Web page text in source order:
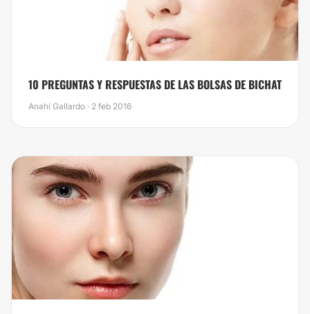
10 PREGUNTAS Y RESPUESTAS DE LAS BOLSAS DE BICHAT
Anahí Gallardo · 2 feb 2016